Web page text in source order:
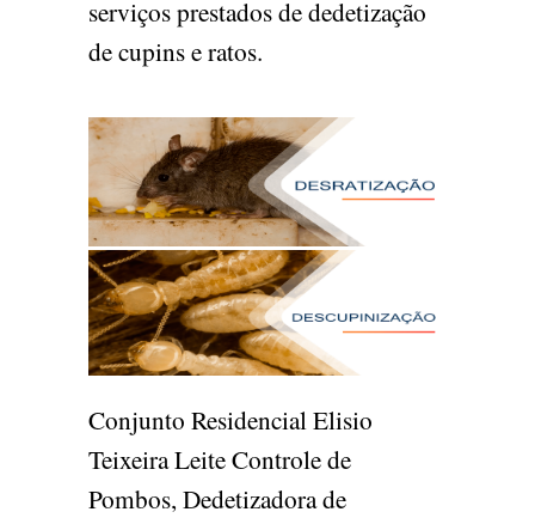
serviços prestados de dedetização
de cupins e ratos.
Conjunto Residencial Elisio
Teixeira Leite Controle de
Pombos, Dedetizadora de